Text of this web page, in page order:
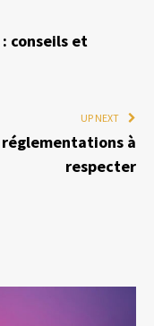
conseils et
UP NEXT
à
respecter